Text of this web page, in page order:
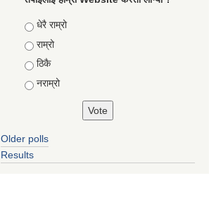
Choices
धेरै राम्रो
राम्रो
ठिकै
नराम्रो
Older polls
Results